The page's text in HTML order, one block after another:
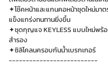
✦โช๊คหน้าและแกนคอหน้าชุดใหม่มาต
แข็งแกร่งทนทานยิ่งขึ้น
✦ชุดกุญแจ KEYLESS แบบใหม่พ
สำรอง
✦ซิลิโคลนครอบกันน้ำเบรกเกอร์
--------------------------